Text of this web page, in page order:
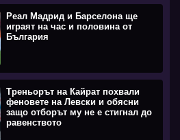
Реал Мадрид и Барселона ще
играят на час и половина от
България
Треньорът на Кайрат похвали
феновете на Левски и обясни
защо отборът му не е стигнал до
равенството